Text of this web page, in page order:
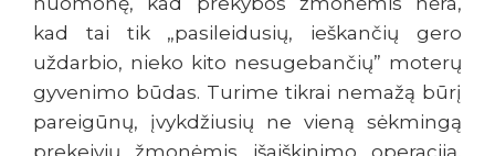
kad tai tik „pasileidusių, ieškančių gero
uždarbio, nieko kito nesugebančių” moterų
gyvenimo būdas. Turime tikrai nemažą būrį
pareigūnų, įvykdžiusių ne vieną sėkmingą